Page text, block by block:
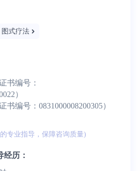
图式疗法
书编号：
）
书编号：0831000008200305）
专业指导，保障咨询质量)
经历：